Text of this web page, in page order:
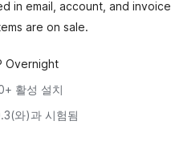
in email, account, and invoice
are on sale.
Overnight
활성 설치
와)과 시험됨